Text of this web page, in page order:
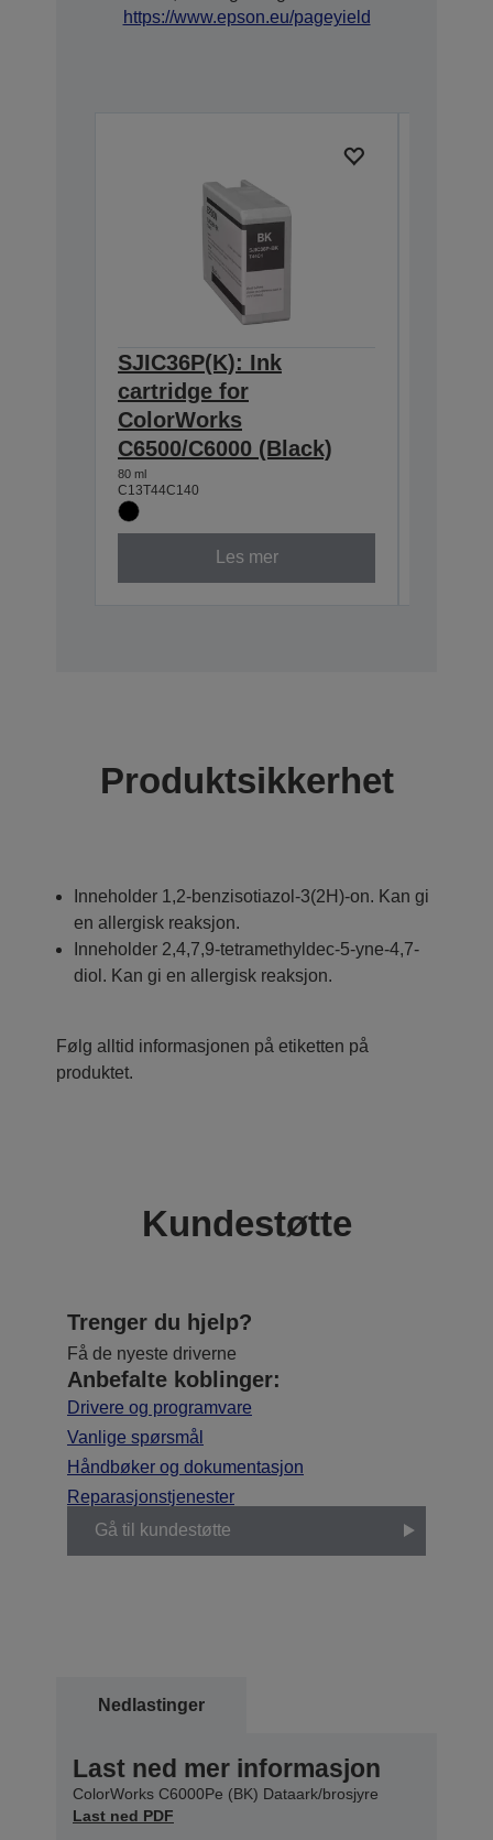
https://www.epson.eu/pageyield
SJIC36P(K): Ink
cartridge for
ColorWorks
C6500/C6000 (Black)
80 ml
C13T44C140
Les mer
Produktsikkerhet
Inneholder 1,2-benzisotiazol-3(2H)-on. Kan gi
en allergisk reaksjon.
Inneholder 2,4,7,9-tetramethyldec-5-yne-4,7-
diol. Kan gi en allergisk reaksjon.
Følg alltid informasjonen på etiketten på
produktet.
Kundestøtte
Trenger du hjelp?
Få de nyeste driverne
Anbefalte koblinger:
Drivere og programvare
Vanlige spørsmål
Håndbøker og dokumentasjon
Reparasjonstjenester
Gå til kundestøtte
Nedlastinger
Last ned mer informasjon
ColorWorks C6000Pe (BK) Dataark/brosjyre
Last ned PDF